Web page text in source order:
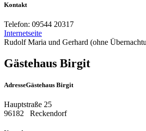
Kontakt
Telefon: 09544 20317
Internetseite
Rudolf Maria und Gerhard (ohne
Gästehaus Birgit
AdresseGästehaus Birgit
Hauptstraße 25
96182
Reckendorf